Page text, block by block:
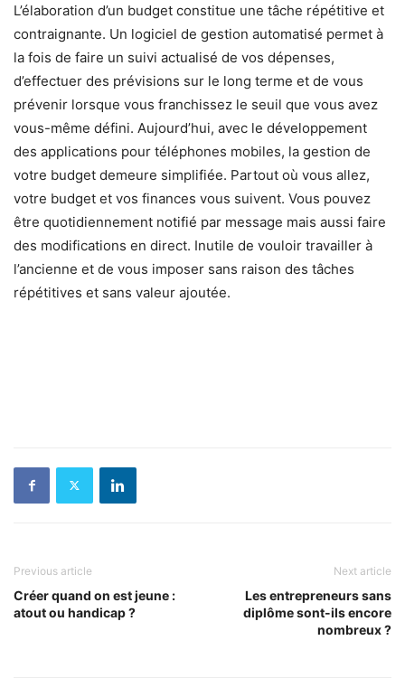
L’élaboration d’un budget constitue une tâche répétitive et
contraignante. Un logiciel de gestion automatisé permet à
la fois de faire un suivi actualisé de vos dépenses,
d’effectuer des prévisions sur le long terme et de vous
prévenir lorsque vous franchissez le seuil que vous avez
vous-même défini. Aujourd’hui, avec le développement
des applications pour téléphones mobiles, la gestion de
votre budget demeure simplifiée. Partout où vous allez,
votre budget et vos finances vous suivent. Vous pouvez
être quotidiennement notifié par message mais aussi faire
des modifications en direct. Inutile de vouloir travailler à
l’ancienne et de vous imposer sans raison des tâches
répétitives et sans valeur ajoutée.
Previous article
Créer quand on est jeune :
atout ou handicap ?
Next article
Les entrepreneurs sans
diplôme sont-ils encore
nombreux ?